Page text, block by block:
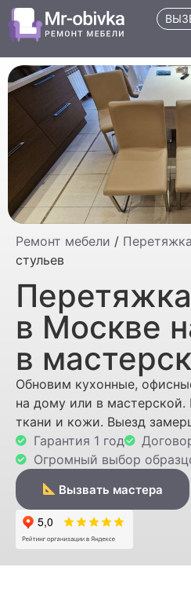
Ремонт мебели /
стульев
в Москве
в
Обновим кухонные,
на дому или в мастерской.
ткани и кожи. Выезд
Гарантия 1 год
Огромный выбор
Вызвать мастера